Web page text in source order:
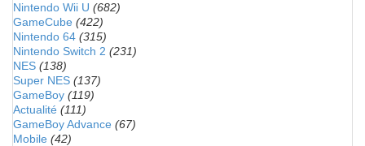
Nintendo Wii U (682)
GameCube (422)
Nintendo 64 (315)
Nintendo Switch 2 (231)
NES (138)
Super NES (137)
GameBoy (119)
Actualité (111)
GameBoy Advance (67)
Mobile (42)